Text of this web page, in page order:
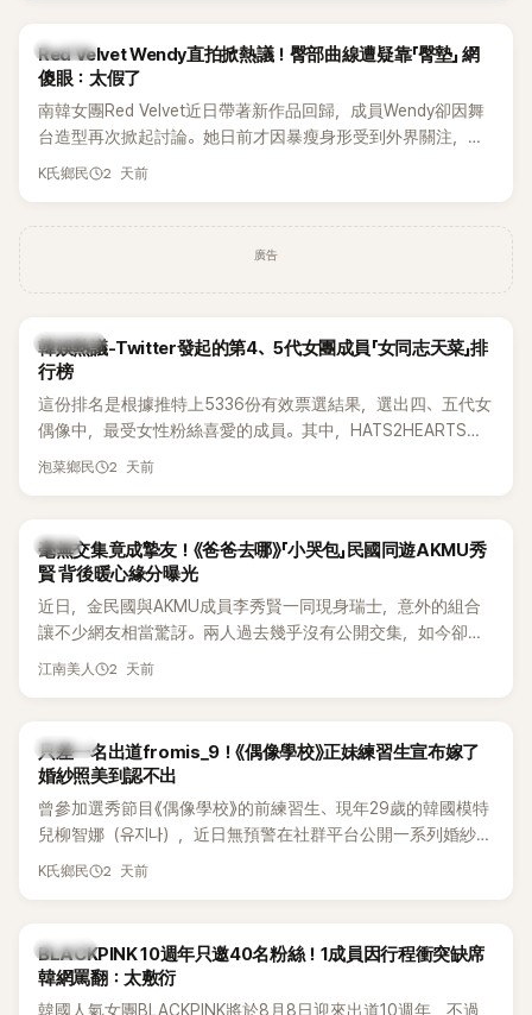
K-POP
Red Velvet Wendy直拍掀熱議！臀部曲線遭疑靠「臀墊」 網
傻眼：太假了
南韓女團Red Velvet近日帶著新作品回歸，成員Wendy卻因舞
台造型再次掀起討論。她日前才因暴瘦身形受到外界關注，又
被質疑在舞台上使用臀墊，如今最新打歌舞台曝光後，再度因
K氏鄉民 2 天前
廣告
熱議討論
韓娛熱議-Twitter發起的第4、5代女團成員「女同志天菜」排
行榜
這份排名是根據推特上5336份有效票選結果，選出四、五代女
偶像中，最受女性粉絲喜愛的成員。其中，HATS2HEARTS成
員包攬了前三名，展現了她們在女性社群中的高人氣。
泡菜鄉民 2 天前
韓星
毫無交集竟成摯友！《爸爸去哪》「小哭包」民國同遊AKMU秀
賢 背後暖心緣分曝光
近日，金民國與AKMU成員李秀賢一同現身瑞士，意外的組合
讓不少網友相當驚訝。兩人過去幾乎沒有公開交集，如今卻一
起踏上瑞士之旅，也讓粉絲紛紛好奇：「他們到底是怎麼認識
江南美人 2 天前
K-POP
只差一名出道fromis_9！《偶像學校》正妹練習生宣布嫁了
婚紗照美到認不出
曾參加選秀節目《偶像學校》的前練習生、現年29歲的韓國模特
兒柳智娜（유지나），近日無預警在社群平台公開一系列婚紗
照，親自宣布即將步入婚姻，消息曝光後讓不少曾追看節目的
K氏鄉民 2 天前
K-POP
BLACKPINK 10週年只邀40名粉絲！1成員因行程衝突缺席
韓網罵翻：太敷衍
韓國人氣女團BLACKPINK將於8月8日迎來出道10週年，不過